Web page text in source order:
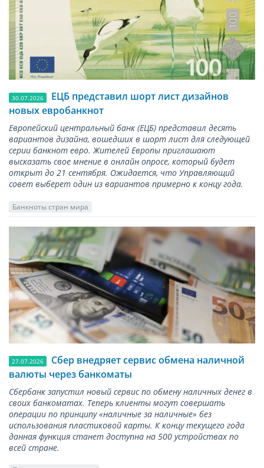
30.07.2026
ЕЦБ представил шорт лист дизайнов
новых евробанкнот
Европейский центральный банк (ЕЦБ) представил десять
вариантов дизайна, вошедших в шорт лист для следующей
серии банкнот евро. Жителей Европы приглашают
высказать свое мнение в онлайн опросе, который будет
открыт до 21 сентября. Ожидается, что Управляющий
совет выберет один из вариантов примерно к концу года.
Банкноты стран мира
27.07.2026
Сбер внедряет сервис обмена наличной
валюты через банкоматы
Сбербанк запустил новый сервис по обмену наличных денег в
своих банкоматах. Теперь клиенты могут совершать
операции по принципу «наличные за наличные» без
использования пластиковой карты. К концу текущего года
данная функция станет доступна на 500 устройствах по
всей стране.